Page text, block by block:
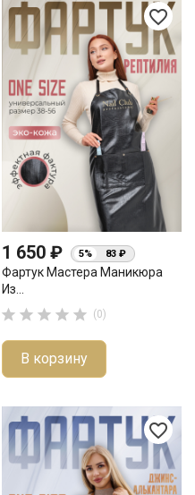
favorite_border
1 650 ₽ 5% 83 ₽
Фартук Мастера Маникюра
Из...
     (0)
В корзину
favorite_border